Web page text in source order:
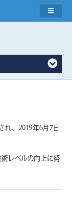
れ、2019年6月7日
レベルの向上に努